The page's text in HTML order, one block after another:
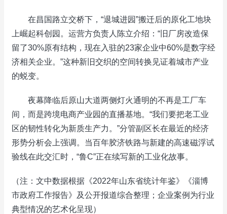
在昌国路立交桥下，“退城进园”搬迁后的原化工地块
上崛起科创园。运营方负责人陈立介绍：“旧厂房改造保
留了30%原有结构，现在入驻的23家企业中60%是数字经
济相关企业。”这种新旧交织的空间转换见证着城市产业
的蜕变。
夜幕降临后原山大道两侧灯火通明的不再是工厂车
间，而是跨境电商产业园的直播基地。“我们要把老工业
区的韧性转化为新质生产力。”分管副区长在最近的经济
形势分析会上强调。当百年胶济铁路与新建的高速磁浮试
验线在此交汇时，“鲁C”正在续写新的工业化故事。
（注：文中数据根据《2022年山东省统计年鉴》《淄博
市政府工作报告》及公开报道综合整理；企业案例为行业
典型情况的艺术化呈现）